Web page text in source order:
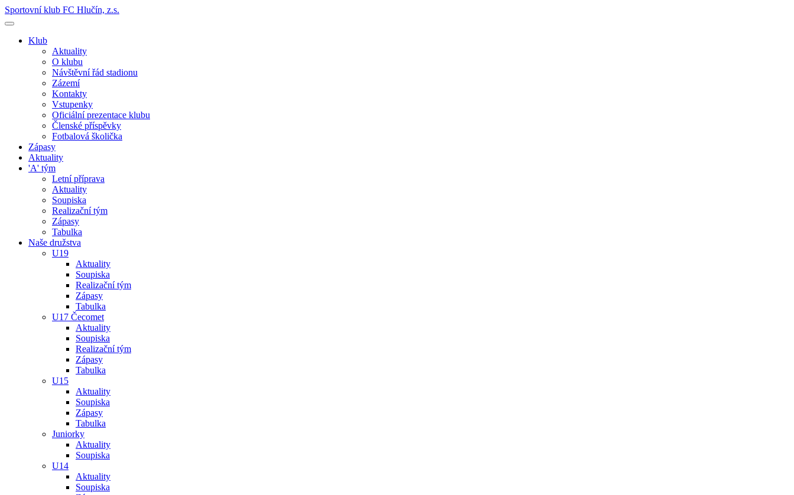
Sportovní klub FC Hlučín, z.s.
Klub
Aktuality
O klubu
Návštěvní řád stadionu
Zázemí
Kontakty
Vstupenky
Oficiální prezentace klubu
Členské příspěvky
Fotbalová školička
Zápasy
Aktuality
'A' tým
Letní příprava
Aktuality
Soupiska
Realizační tým
Zápasy
Tabulka
Naše družstva
U19
Aktuality
Soupiska
Realizační tým
Zápasy
Tabulka
U17 Čecomet
Aktuality
Soupiska
Realizační tým
Zápasy
Tabulka
U15
Aktuality
Soupiska
Zápasy
Tabulka
Juniorky
Aktuality
Soupiska
U14
Aktuality
Soupiska